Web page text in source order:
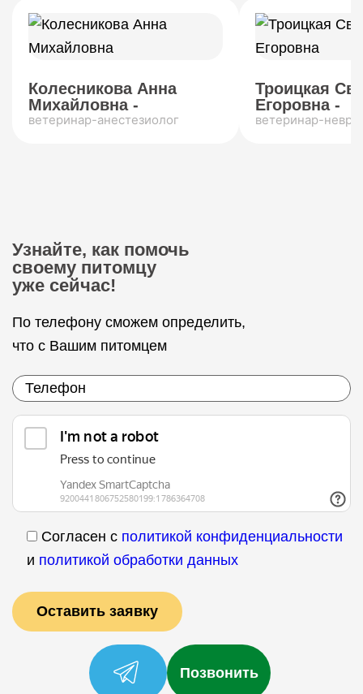
Колесникова Анна
Михайловна -
ветеринар-анестезиолог
Троицкая
Егоровна -
ветеринар-
Узнайте, как помочь
своему питомцу
уже сейчас!
По телефону сможем определить,
что с Вашим питомцем
Согласен с политикой конфиденциальности
и политикой обработки данных
Позвонить